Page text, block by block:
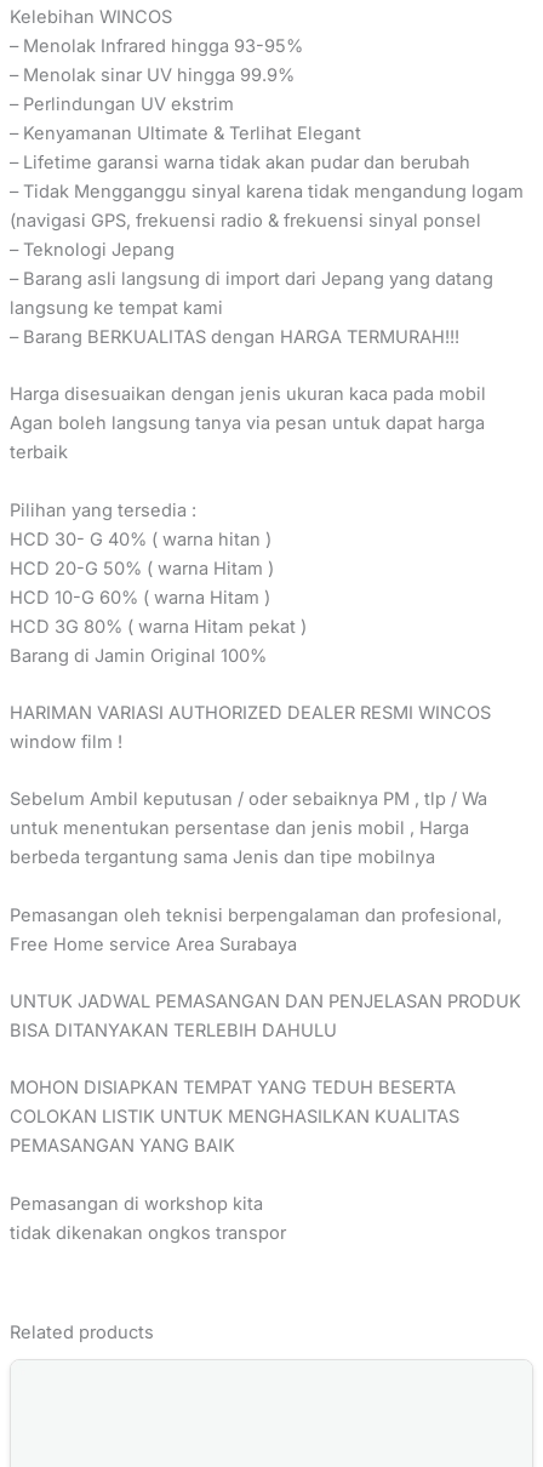
Kelebihan WINCOS
– Menolak Infrared hingga 93-95%
– Menolak sinar UV hingga 99.9%
– Perlindungan UV ekstrim
– Kenyamanan Ultimate & Terlihat Elegant
– Lifetime garansi warna tidak akan pudar dan berubah
– Tidak Mengganggu sinyal karena tidak mengandung logam
(navigasi GPS, frekuensi radio & frekuensi sinyal ponsel
– Teknologi Jepang
– Barang asli langsung di import dari Jepang yang datang
langsung ke tempat kami
– Barang BERKUALITAS dengan HARGA TERMURAH!!!
Harga disesuaikan dengan jenis ukuran kaca pada mobil
Agan boleh langsung tanya via pesan untuk dapat harga
terbaik
Pilihan yang tersedia :
HCD 30- G 40% ( warna hitan )
HCD 20-G 50% ( warna Hitam )
HCD 10-G 60% ( warna Hitam )
HCD 3G 80% ( warna Hitam pekat )
Barang di Jamin Original 100%
HARIMAN VARIASI AUTHORIZED DEALER RESMI WINCOS
window film !
Sebelum Ambil keputusan / oder sebaiknya PM , tlp / Wa
untuk menentukan persentase dan jenis mobil , Harga
berbeda tergantung sama Jenis dan tipe mobilnya
Pemasangan oleh teknisi berpengalaman dan profesional,
Free Home service Area Surabaya
UNTUK JADWAL PEMASANGAN DAN PENJELASAN PRODUK
BISA DITANYAKAN TERLEBIH DAHULU
MOHON DISIAPKAN TEMPAT YANG TEDUH BESERTA
COLOKAN LISTIK UNTUK MENGHASILKAN KUALITAS
PEMASANGAN YANG BAIK
Pemasangan di workshop kita
tidak dikenakan ongkos transpor
Related products